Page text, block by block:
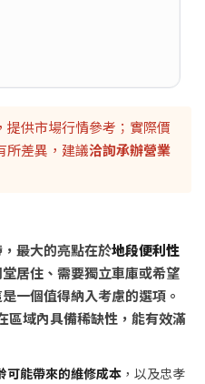
供市場行情參考；實際價
所差異，建議洽詢承辦營業
最大的亮點在於地段便利性
居住、需要獨立車庫或希望
一個值得納入考慮的選項。
區域內具備稀缺性，能有效滿
可能帶來的維修成本 ，以及忠孝